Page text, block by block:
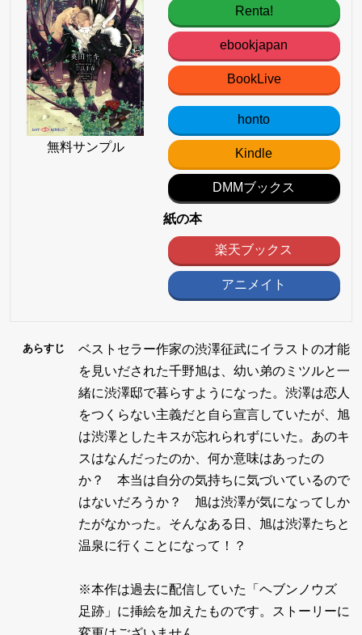
無料サンプル
Renta!
ebookjapan
BookLive
honto
Kindle
DMMブックス
紙の本
楽天ブックス
アニメイト
あらすじ
ベストセラー作家の渋澤征武にイラストの才能
を見いだされた千野旭は、幼い弟のミツルと一
緒に渋澤邸で暮らすようになった。渋澤は恋人
をつくらない主義だと自ら宣言していたが、旭
は渋澤としたキスが忘れられずにいた。あのキ
スはなんだったのか、何か意味はあったの
か？ 本当は自分の気持ちに気づいているので
はないだろうか？ 旭は渋澤が気になってしか
たがなかった。そんなある日、旭は渋澤たちと
温泉に行くことになって！？
※本作は過去に配信していた「ヘブンノウズ
足跡」に挿絵を加えたものです。ストーリーに